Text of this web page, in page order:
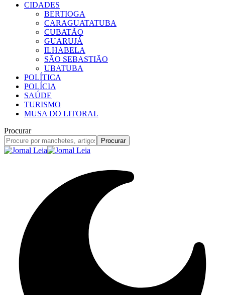
CIDADES
BERTIOGA
CARAGUATATUBA
CUBATÃO
GUARUJÁ
ILHABELA
SÃO SEBASTIÃO
UBATUBA
POLÍTICA
POLÍCIA
SAÚDE
TURISMO
MUSA DO LITORAL
Procurar